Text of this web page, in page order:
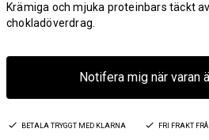
Krämiga och mjuka proteinbars täckt
chokladöverdrag.
Notifera mig när varan
BETALA TRYGGT MED KLARNA FRI FRAKT